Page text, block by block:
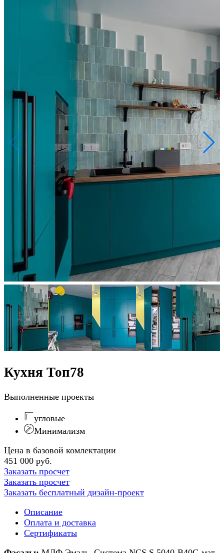
Кухня Топ78
Выполненные проекты
угловые
Минимализм
Цена в базовой комлектации
451 000 руб.
Заказать просчет
Заказать просчет
Заказать бесплатный дизайн-проект
Описание
Оплата и доставка
Сертификаты